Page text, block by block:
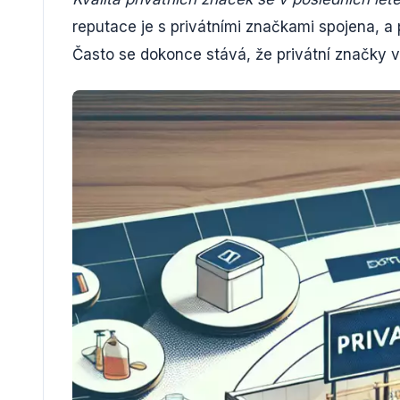
reputace je s privátními značkami spojena,
Často se dokonce stává, že privátní značky